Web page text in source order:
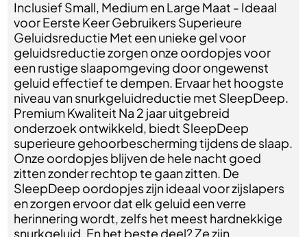
Inclusief Small, Medium en Large Maat - Ideaal
voor Eerste Keer Gebruikers Superieure
Geluidsreductie Met een unieke gel voor
geluidsreductie zorgen onze oordopjes voor
een rustige slaapomgeving door ongewenst
geluid effectief te dempen. Ervaar het hoogste
niveau van snurkgeluidreductie met SleepDeep.
Premium Kwaliteit Na 2 jaar uitgebreid
onderzoek ontwikkeld, biedt SleepDeep
superieure gehoorbescherming tijdens de slaap.
Onze oordopjes blijven de hele nacht goed
zitten zonder rechtop te gaan zitten. De
SleepDeep oordopjes zijn ideaal voor zijslapers
en zorgen ervoor dat elk geluid een verre
herinnering wordt, zelfs het meest hardnekkige
snurkgeluid. En het beste deel? Ze zijn